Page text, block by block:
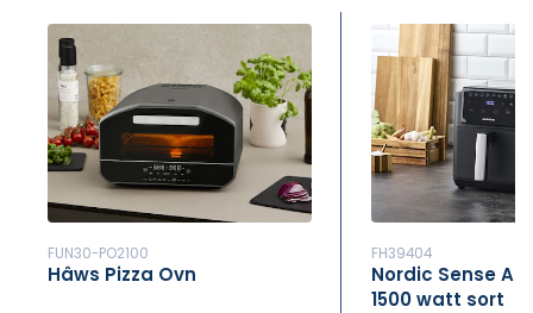
FUN30-PO2100
Hâws Pizza Ovn
FH39404
Nordic Sense
1500 watt sort